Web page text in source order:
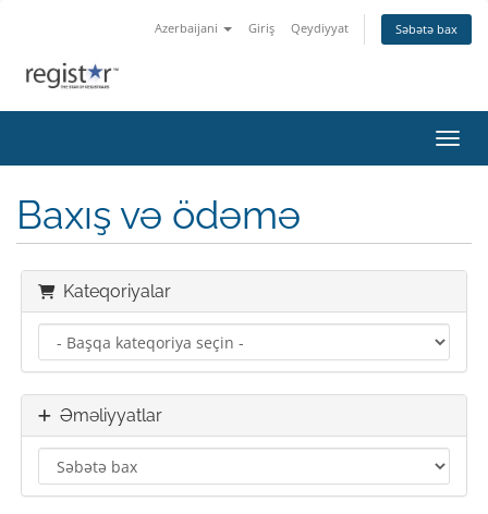
Azerbaijani Giriş Qeydiyyat Səbətə bax
Baxış və ödəmə
Kateqoriyalar
Əməliyyatlar